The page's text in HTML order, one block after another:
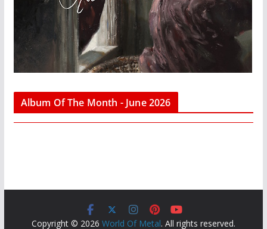
Album Of The Month - June 2026
Copyright © 2026 World Of Metal. All rights reserved.